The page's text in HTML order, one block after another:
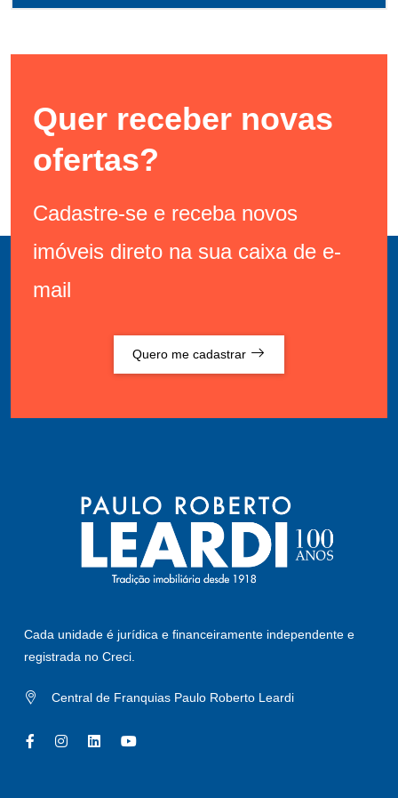
Quer receber novas
ofertas?
Cadastre-se e receba novos
imóveis direto na sua caixa de e-
mail
Quero me cadastrar
Cada unidade é jurídica e financeiramente independente e
registrada no Creci.
Central de Franquias Paulo Roberto Leardi